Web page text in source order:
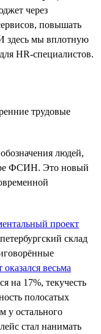
через
повышать
И здесь мы вплотную
HR-специалистов.
трудовые
людей,
ФСИН. Это новый
проект
склад
оказался весьма
на 17%, текучесть
полосатых
у остального
стал нанимать